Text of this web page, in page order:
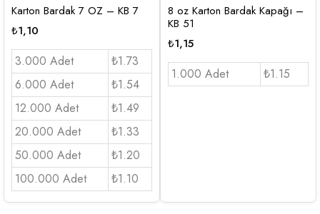
Karton Bardak 7 OZ – KB 7
₺1,10
3.000 Adet
₺1.73
6.000 Adet
₺1.54
12.000 Adet
₺1.49
20.000 Adet
₺1.33
50.000 Adet
₺1.20
100.000 Adet
₺1.10
8 oz Karton Bardak Kapağı –
KB 51
₺1,15
1.000 Adet ₺1.15